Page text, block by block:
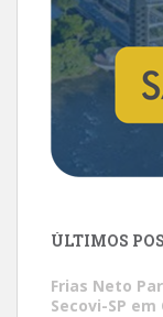
ÚLTIMOS
Frias Neto
Secovi-SP em